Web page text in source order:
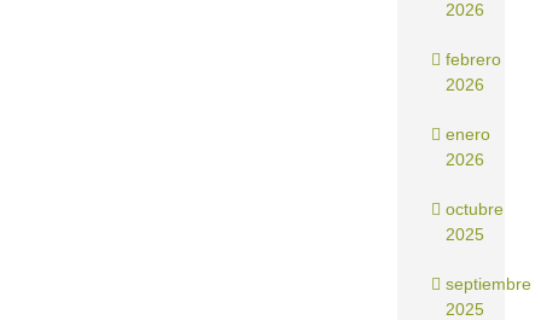
2026
febrero
2026
enero
2026
octubre
2025
septiembre
2025